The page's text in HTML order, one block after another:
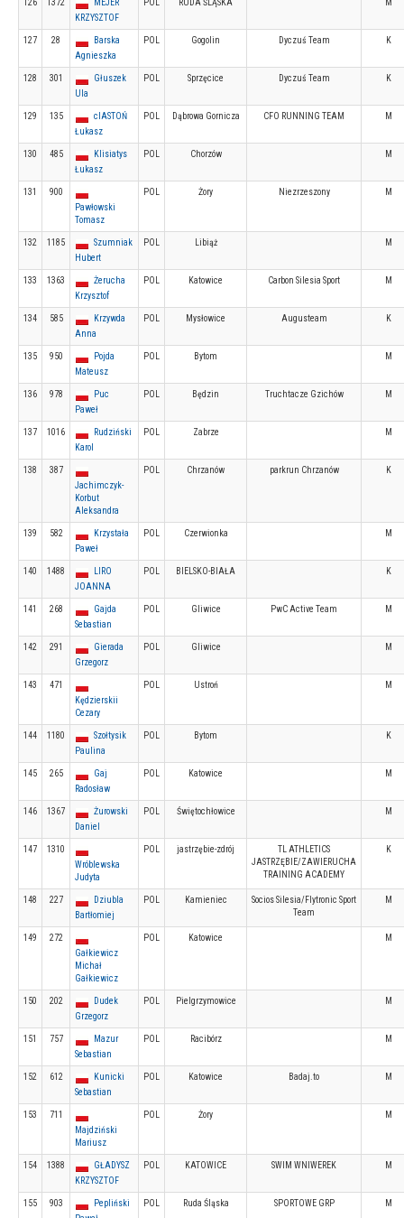
126 1372
MEJER
KRZYSZTOF
POL RUDA ŚLĄSKA M
127 28
Barska
Agnieszka
POL Gogolin Dyczuś Team K
128 301
Głuszek
Ula
POL Sprzęcice Dyczuś Team K
129 135
cIASTOŃ
Łukasz
POL Dąbrowa Gornicza CFO RUNNING TEAM M
130 485
Klisiatys
Łukasz
POL Chorzów M
131
900
Pawłowski
Tomasz
POL Żory Niezrzeszony M
132 1185
Szumniak
Hubert
POL Libiąż M
133 1363
Żerucha
Krzysztof
POL Katowice Carbon Silesia Sport M
134 585
Krzywda
Anna
POL Mysłowice Augusteam K
135 950
Pojda
Mateusz
POL Bytom M
136 978
Puc
Paweł
POL Będzin Truchtacze Gzichów M
137 1016
Rudziński
Karol
POL Zabrze M
138
387
Jachimczyk-
Korbut
Aleksandra
POL Chrzanów parkrun Chrzanów K
139 582
Krzystała
Paweł
POL Czerwionka M
140 1488
LIRO
JOANNA
POL BIELSKO-BIAŁA K
141 268
Gajda
Sebastian
POL Gliwice PwC Active Team M
142 291
Gierada
Grzegorz
POL Gliwice M
143
471
Kędzierskii
Cezary
POL Ustroń M
144 1180
Szołtysik
Paulina
POL Bytom K
145 265
Gaj
Radosław
POL Katowice M
146 1367
Żurowski
Daniel
POL Świętochłowice M
147
1310
Wróblewska
Judyta
POL jastrzębie-zdrój
TL ATHLETICS
JASTRZĘBIE/ZAWIERUCHA
TRAINING ACADEMY
K
148 227
Dziubla
Bartłomiej
POL Kamieniec
Socios Silesia/Flytronic Sport
Team
M
149
272
Gałkiewicz
Michał
Gałkiewicz
POL Katowice M
150 202
Dudek
Grzegorz
POL Pielgrzymowice M
151 757
Mazur
Sebastian
POL Racibórz M
152 612
Kunicki
Sebastian
POL Katowice Badaj.to M
153
711
Majdziński
Mariusz
POL Żory M
154 1388
GŁADYSZ
KRZYSZTOF
POL KATOWICE SWIM WNIWEREK M
155 903
Pepliński
POL Ruda Śląska SPORTOWE GRP M